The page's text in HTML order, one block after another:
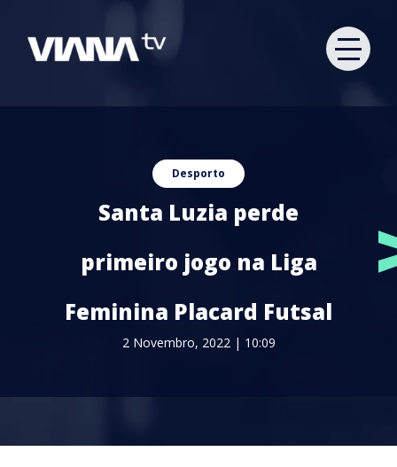
Desporto
Santa Luzia perde
primeiro jogo na Liga
Feminina Placard Futsal
2 Novembro, 2022 | 10:09